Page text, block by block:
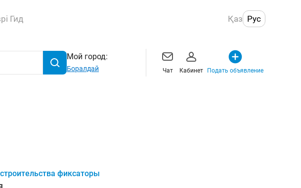
Гид Қаз Рус
Мой город:
Боралдай Чат Кабинет Подать объявление
фиксаторы